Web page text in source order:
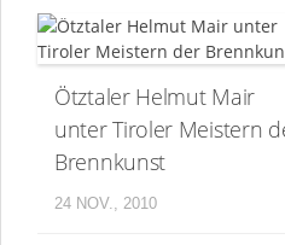
Ötztaler Helmut Mair
unter Tiroler Meistern
Brennkunst
24 NOV., 2010